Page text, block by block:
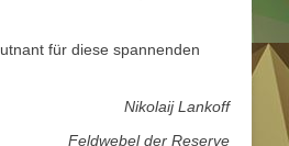
für diese spannenden
Nikolaij Lankoff
Feldwebel der Reserve